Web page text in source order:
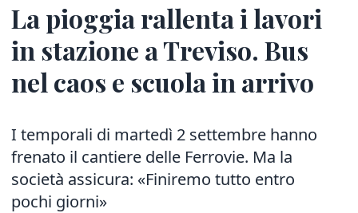
La pioggia rallenta i lavori
in stazione a Treviso. Bus
nel caos e scuola in arrivo
I temporali di martedì 2 settembre hanno
frenato il cantiere delle Ferrovie. Ma la
società assicura: «Finiremo tutto entro
pochi giorni»